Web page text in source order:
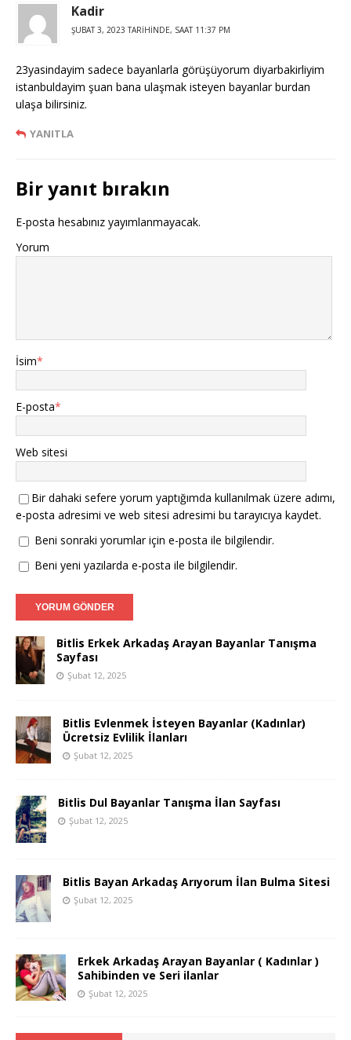
Kadir
ŞUBAT 3, 2023 TARIHINDE, SAAT 11:37 PM
23yasindayim sadece bayanlarla görüşüyorum diyarbakirliyim
istanbuldayim şuan bana ulaşmak isteyen bayanlar burdan
ulaşa bilirsiniz.
YANITLA
Bir yanıt bırakın
E-posta hesabınız yayımlanmayacak.
Yorum
İsim*
E-posta*
Web sitesi
Bir dahaki sefere yorum yaptığımda kullanılmak üzere adımı,
e-posta adresimi ve web sitesi adresimi bu tarayıcıya kaydet.
Beni sonraki yorumlar için e-posta ile bilgilendir.
Beni yeni yazılarda e-posta ile bilgilendir.
Bitlis Erkek Arkadaş Arayan Bayanlar Tanışma
Sayfası
Şubat 12, 2025
Bitlis Evlenmek İsteyen Bayanlar (Kadınlar)
Ücretsiz Evlilik İlanları
Şubat 12, 2025
Bitlis Dul Bayanlar Tanışma İlan Sayfası
Şubat 12, 2025
Bitlis Bayan Arkadaş Arıyorum İlan Bulma Sitesi
Şubat 12, 2025
Erkek Arkadaş Arayan Bayanlar ( Kadınlar )
Sahibinden ve Seri ilanlar
Şubat 12, 2025